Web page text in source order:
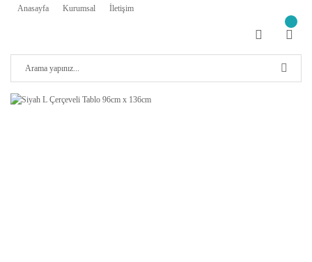
Anasayfa Kurumsal İletişim